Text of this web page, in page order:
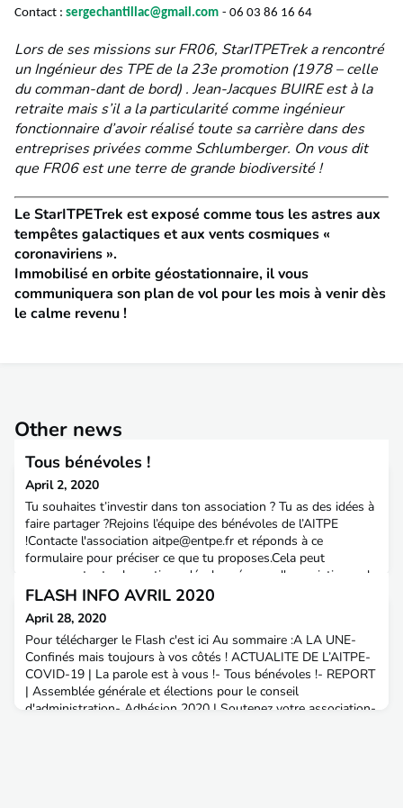
Contact : sergechantillac@gmail.com - 06 03 86 16 64
Lors de ses missions sur FR06, StarITPETrek a rencontré
un Ingénieur des TPE de la 23e promotion (1978 – celle
du comman-dant de bord) . Jean-Jacques BUIRE est à la
retraite mais s’il a la particularité comme ingénieur
fonctionnaire d’avoir réalisé toute sa carrière dans des
entreprises privées comme Schlumberger. On vous dit
que FR06 est une terre de grande biodiversité !
Le StarITPETrek est exposé comme tous les astres aux
tempêtes galactiques et aux vents cosmiques «
coronaviriens ».
Immobilisé en orbite géostationnaire, il vous
communiquera son plan de vol pour les mois à venir dès
le calme revenu !
Other news
Tous bénévoles !
April 2, 2020
Tu souhaites t’investir dans ton association ? Tu as des idées à
faire partager ?Rejoins l’équipe des bénévoles de l’AITPE
!Contacte l'association aitpe@entpe.fr et réponds à ce
formulaire pour préciser ce que tu proposes.Cela peut
concerner toutes les actions développées par l'association : - le
comité de rédaction de la revue Aménagement & Territoires-
des témoignages sur ton expérience- la mise
FLASH INFO AVRIL 2020
April 28, 2020
Pour télécharger le Flash c'est ici Au sommaire :A LA UNE-
Confinés mais toujours à vos côtés ! ACTUALITE DE L’AITPE-
COVID-19 | La parole est à vous !- Tous bénévoles !- REPORT
| Assemblée générale et élections pour le conseil
d'administration- Adhésion 2020 | Soutenez votre association-